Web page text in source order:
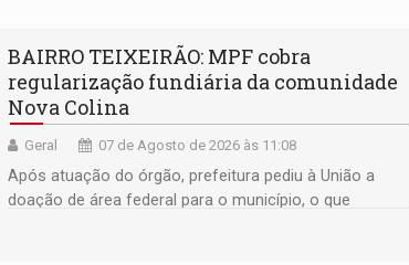
BAIRRO TEIXEIRÃO: MPF cobra
regularização fundiária da comunidade
Nova Colina
Geral 07 de Agosto de 2026 às 11:08
Após atuação do órgão, prefeitura pediu à União a
doação de área federal para o município, o que